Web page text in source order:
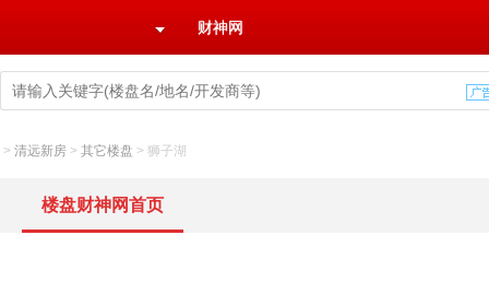
财神网
> 清远新房 > 其它楼盘 > 狮子湖
楼盘财神网首页